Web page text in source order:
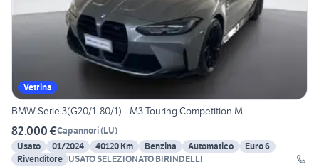
Vetrina
BMW Serie 3(G20/1-80/1) - M3 Touring Competition M
82.000 €Capannori(LU)
Usato
01/2024 40120 Km Benzina Automatico
Euro 6
Rivenditore USATO SELEZIONATO BIRINDELLI